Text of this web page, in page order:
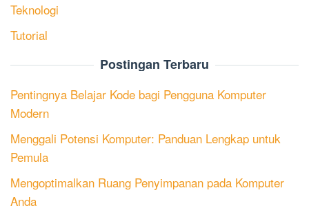
Teknologi
Tutorial
Postingan Terbaru
Pentingnya Belajar Kode bagi Pengguna Komputer
Modern
Menggali Potensi Komputer: Panduan Lengkap untuk
Pemula
Mengoptimalkan Ruang Penyimpanan pada Komputer
Anda